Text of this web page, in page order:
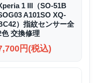
1 III（SO-51B
A101SO XQ-
）指紋センサー全
色 交換修理
円(税込)